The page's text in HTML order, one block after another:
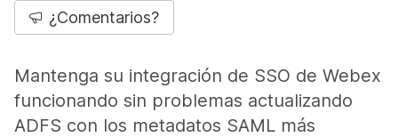
¿Comentarios?
Mantenga su integración de SSO de Webex
funcionando sin problemas actualizando
ADFS con los metadatos SAML más